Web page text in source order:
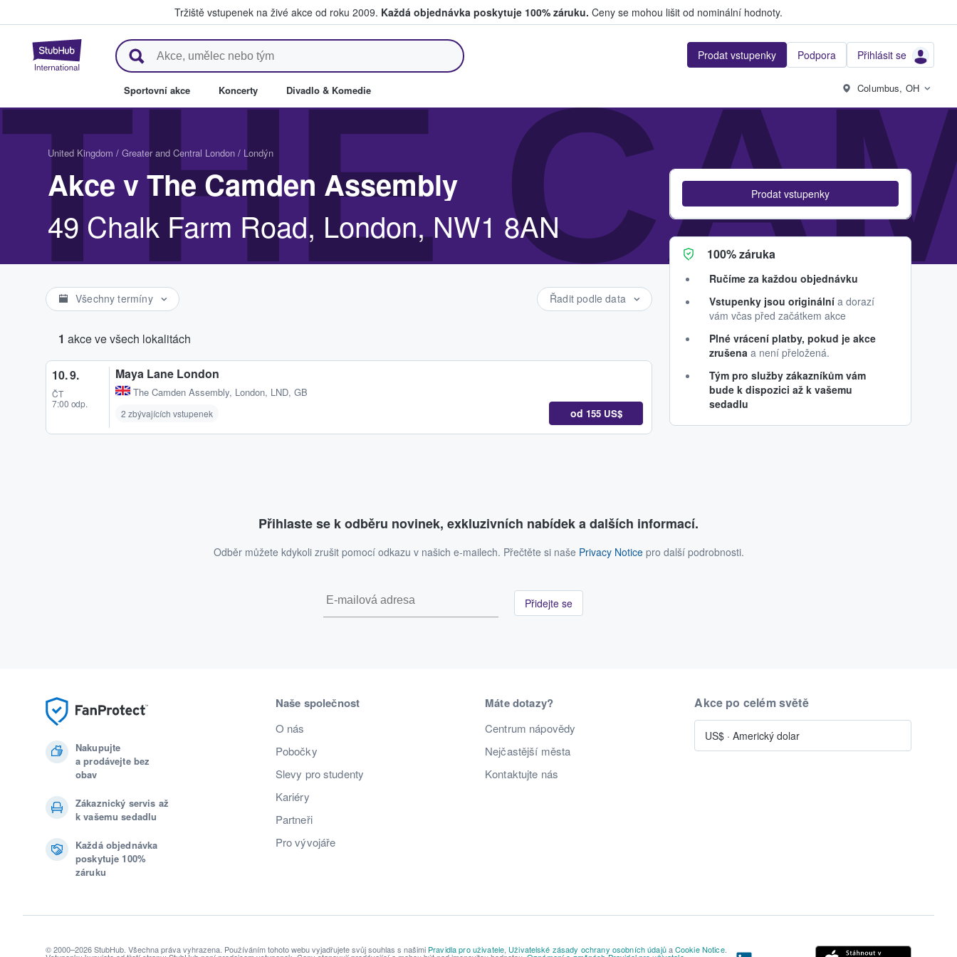
Tržiště vstupenek na živé akce od roku 2009. Každá objednávka poskytuje 100% záruku. Ceny se mohou lišit od nominální hodnoty.
StubHub – Místo, kde fanoušci kupují a prodávají vstupenky Prodat vstupenky Podpora Přihlásit se
Sportovní akce Koncerty Divadlo & Komedie Columbus, OH
THE
United Kingdom / Greater and Central London / Londýn
Akce v The Camden Assembly
49 Chalk Farm Road, London, NW1 8AN
Všechny termíny Řadit podle data
1 akce ve všech lokalitách
10. 9.
ČT
7:00 odp.
Maya Lane London
The Camden Assembly, London, LND, GB
2 zbývajících vstupenek od 155 US$
Prodat vstupenky
100% záruka
Ručíme za každou objednávku
Vstupenky jsou originální a dorazí
vám včas před začátkem akce
Plné vrácení platby, pokud je akce
zrušena a není přeložená.
Tým pro služby zákazníkům vám
bude k dispozici až k vašemu
sedadlu
Přihlaste se k odběru novinek, exkluzivních nabídek a dalších informací.
Odběr můžete kdykoli zrušit pomocí odkazu v našich e-mailech. Přečtěte si naše Privacy Noticepro další podrobnosti.
Přidejte se
Nakupujte
a prodávejte bez
obav
Zákaznický servis až
k vašemu sedadlu
Každá objednávka
poskytuje 100%
záruku
Naše společnost
O nás
Pobočky
Slevy pro studenty
Kariéry
Partneři
Pro vývojáře
Máte dotazy?
Centrum nápovědy
Nejčastější města
Kontaktujte nás
Akce po celém světě
US$ ·Americký dolar
© 2000–2026 StubHub. Všechna práva vyhrazena. Používáním tohoto webu vyjadřujete svůj souhlas s našimi Pravidla pro uživatele, Uživatelské zásady ochrany osobních údajůaCookie Notice.